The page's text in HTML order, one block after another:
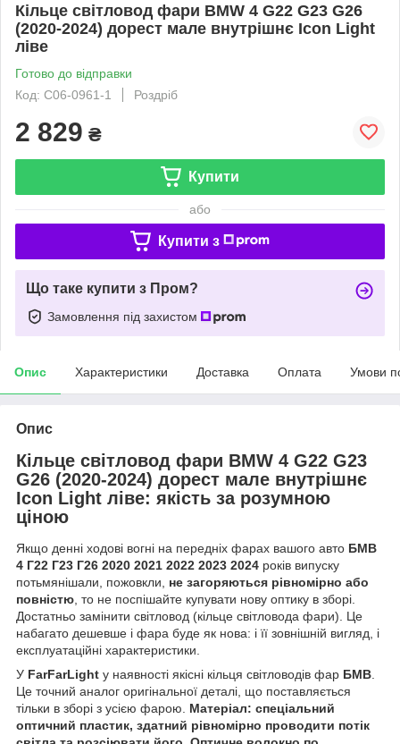
Кільце світловод фари BMW 4 G22 G23 G26
(2020-2024) дорест мале внутрішнє Icon Light
ліве
Готово до відправки
Код: C06-0961-1
Роздріб
2 829 ₴
Купити
або
Купити з
Що таке купити з Пром?
Замовлення під захистом
Опис Характеристики Доставка Оплата Умови
Опис
Кільце світловод фари BMW 4 G22 G23
G26 (2020-2024) дорест мале внутрішнє
Icon Light ліве: якість за розумною
ціною
Якщо денні ходові вогні на передніх фарах вашого авто БМВ
4 Г22 Г23 Г26 2020 2021 2022 2023 2024 років випуску
потьмянішали, пожовкли, не загоряються рівномірно або
повністю, то не поспішайте купувати нову оптику в зборі.
Достатньо замінити світловод (кільце світловода фари). Це
набагато дешевше і фара буде як нова: і її зовнішній вигляд, і
експлуатаційні характеристики.
У FarFarLight у наявності якісні кільця світловодів фар БМВ.
Це точний аналог оригінальної деталі, що поставляється
тільки в зборі з усією фарою. Матеріал: спеціальний
оптичний пластик, здатний рівномірно проводити потік